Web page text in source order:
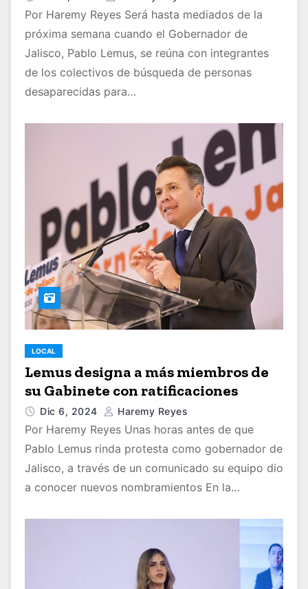
Por Haremy Reyes Será hasta mediados de la
próxima semana cuando el Gobernador de
Jalisco, Pablo Lemus, se reúna con integrantes
de los colectivos de búsqueda de personas
desaparecidas para…
LOCAL
Lemus designa a más miembros de
su Gabinete con ratificaciones
Dic 6, 2024 Haremy Reyes
Por Haremy Reyes Unas horas antes de que
Pablo Lemus rinda protesta como gobernador de
Jalisco, a través de un comunicado su equipo dio
a conocer nuevos nombramientos En la…